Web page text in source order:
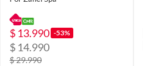
$ 13.990 -53%
$ 14.990
$ 29.990